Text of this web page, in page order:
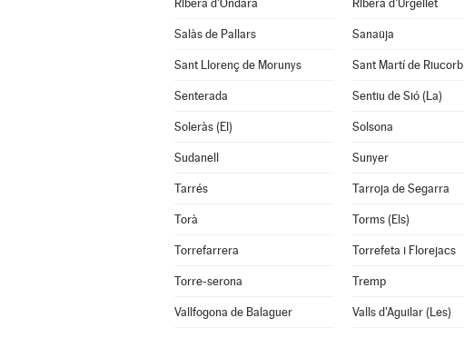
Ribera d'Ondara Ribera d'Urgellet
Salàs de Pallars Sanaüja
Sant Llorenç de Morunys Sant Martí de Riucorb
Senterada Sentiu de Sió (La)
Soleràs (El) Solsona
Sudanell Sunyer
Tarrés Tarroja de Segarra
Torà Torms (Els)
Torrefarrera Torrefeta i Florejacs
Torre-serona Tremp
Vallfogona de Balaguer Valls d'Aguilar (Les)